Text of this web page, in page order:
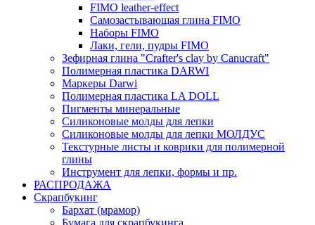
FIMO leather-effect
Самозастывающая глина FIMO
Наборы FIMO
Лаки, гели, пудры FIMO
Зефирная глина "Crafter's clay by Canucraft"
Полимерная пластика DARWI
Маркеры Darwi
Полимерная пластика LA DOLL
Пигменты минеральные
Силиконовые молды для лепки
Силиконовые молды для лепки МОЛДУС
Текстурные листы и коврики для полимерной
глины
Инструмент для лепки, формы и пр.
РАСПРОДАЖА
Скрапбукинг
Бархат (мрамор)
Бумага для скрапбукинга